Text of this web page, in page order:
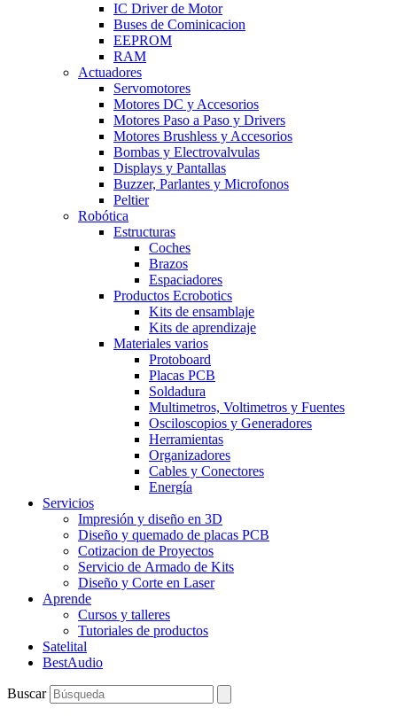
IC Driver de Motor
Buses de Cominicacion
EEPROM
RAM
Actuadores
Servomotores
Motores DC y Accesorios
Motores Paso a Paso y Drivers
Motores Brushless y Accesorios
Bombas y Electrovalvulas
Displays y Pantallas
Buzzer, Parlantes y Microfonos
Peltier
Robótica
Estructuras
Coches
Brazos
Espaciadores
Productos Ecrobotics
Kits de ensamblaje
Kits de aprendizaje
Materiales varios
Protoboard
Placas PCB
Soldadura
Multimetros, Voltimetros y Fuentes
Osciloscopios y Generadores
Herramientas
Organizadores
Cables y Conectores
Energía
Servicios
Impresión y diseño en 3D
Diseño y quemado de placas PCB
Cotizacion de Proyectos
Servicio de Armado de Kits
Diseño y Corte en Laser
Aprende
Cursos y talleres
Tutoriales de productos
Satelital
BestAudio
Buscar